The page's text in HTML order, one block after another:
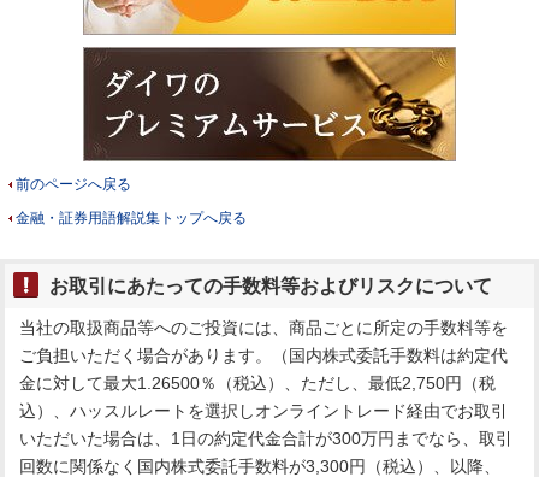
前のページへ戻る
金融・証券用語解説集トップへ戻る
お取引にあたっての手数料等およびリスクについて
当社の取扱商品等へのご投資には、商品ごとに所定の手数料等を
ご負担いただく場合があります。（国内株式委託手数料は約定代
金に対して最大1.26500％（税込）、ただし、最低2,750円（税
込）、ハッスルレートを選択しオンライントレード経由でお取引
いただいた場合は、1日の約定代金合計が300万円までなら、取引
回数に関係なく国内株式委託手数料が3,300円（税込）、以降、